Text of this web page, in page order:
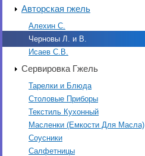
Авторская гжель
Алехин С.
Черновы Л. и В.
Исаев С.В.
Сервировка Гжель
Тарелки и Блюда
Столовые Приборы
Текстиль Кухонный
Масленки (Емкости Для Масла)
Соусники
Салфетницы